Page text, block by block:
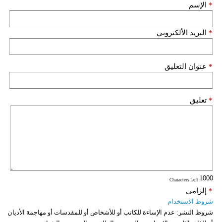
الإسم *
البريد الألكتروني *
عنوان التعليق *
تعليق *
: Characters Left
إلزامي *
شروط الاستخدام
شروط النشر: عدم الإساءة للكاتب أو للأشخاص أو للمقدسات أو مهاجمة الأديان